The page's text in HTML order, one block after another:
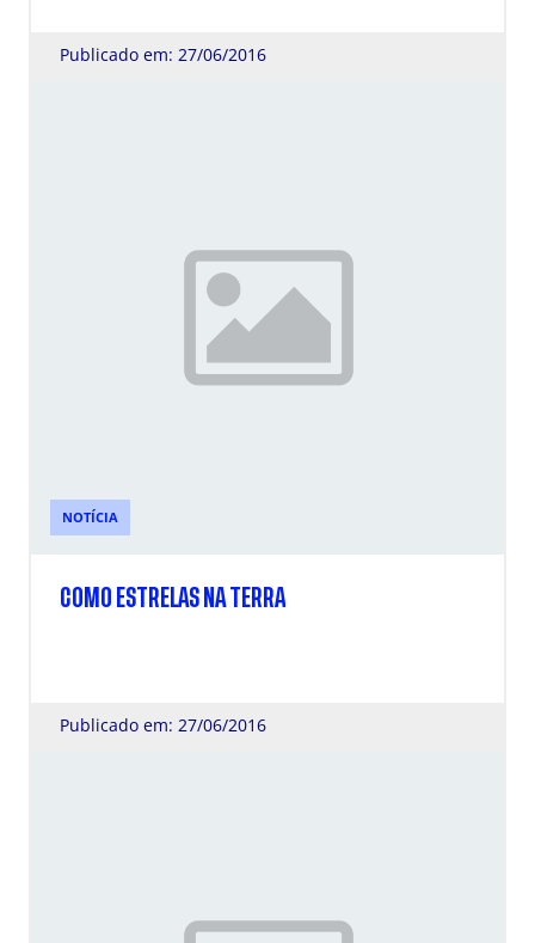
Publicado em: 27/06/2016
NOTÍCIA
COMO ESTRELAS NA TERRA
Publicado em: 27/06/2016